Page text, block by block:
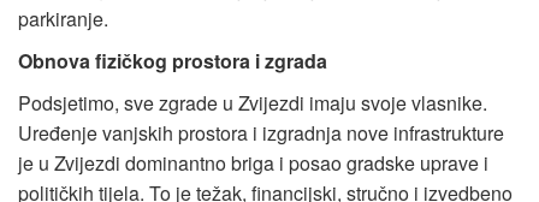
parkiranje.
Obnova fizičkog prostora i zgrada
Podsjetimo, sve zgrade u Zvijezdi imaju svoje vlasnike.
Uređenje vanjskih prostora i izgradnja nove infrastrukture
je u Zvijezdi dominantno briga i posao gradske uprave i
političkih tijela. To je težak, financijski, stručno i izvedbeno